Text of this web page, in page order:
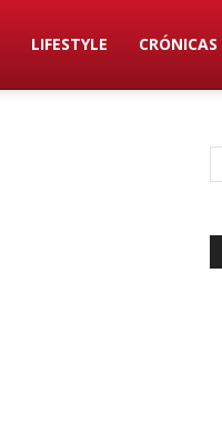
LIFESTYLE CRÓNICAS